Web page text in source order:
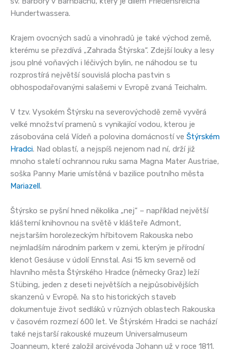
Hundertwassera.
Krajem ovocných sadů a vinohradů je také východ země,
kterému se přezdívá „Zahrada Štýrska“. Zdejší louky a lesy
jsou plné voňavých i léčivých bylin, ne náhodou se tu
rozprostírá největší souvislá plocha pastvin s
obhospodařovanými salašemi v Evropě zvaná Teichalm.
V tzv. Vysokém Štýrsku na severovýchodě země vyvěrá
velké množství pramenů s vynikající vodou, kterou je
zásobována celá Vídeň a polovina domácností ve Štýrském
Hradci. Nad oblastí, a nejspíš nejenom nad ní, drží již
mnoho staletí ochrannou ruku sama Magna Mater Austriae,
soška Panny Marie umístěná v bazilice poutního města
Mariazell.
Štýrsko se pyšní hned několika „nej“ – například největší
klášterní knihovnou na světě v klášteře Admont,
nejstarším horolezeckým hřbitovem Rakouska nebo
nejmladším národním parkem v zemi, kterým je přírodní
klenot Gesäuse v údolí Ennstal. Asi 15 km severně od
hlavního města Štýrského Hradce (německy Graz) leží
Stübing, jeden z deseti největších a nejpůsobivějších
skanzenů v Evropě. Na sto historických staveb
dokumentuje život sedláků v různých oblastech Rakouska
v časovém rozmezí 600 let. Ve Štýrském Hradci se nachází
také nejstarší rakouské muzeum Universalmuseum
Joanneum, které založil arcivévoda Johann už v roce 1811.